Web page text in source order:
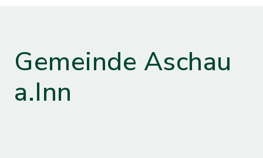
Gemeinde Aschau
a.Inn